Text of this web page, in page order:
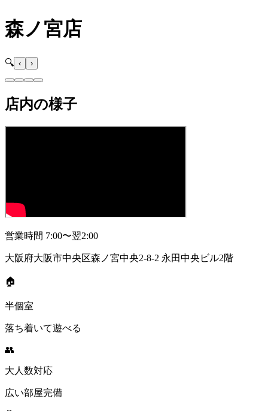
森ノ宮店
🔍 ‹ ›
店内の様子
営業時間 7:00〜翌2:00
大阪府大阪市中央区森ノ宮中央2-8-2 永田中央ビル2階
🏠
半個室
落ち着いて遊べる
👥
大人数対応
広い部屋完備